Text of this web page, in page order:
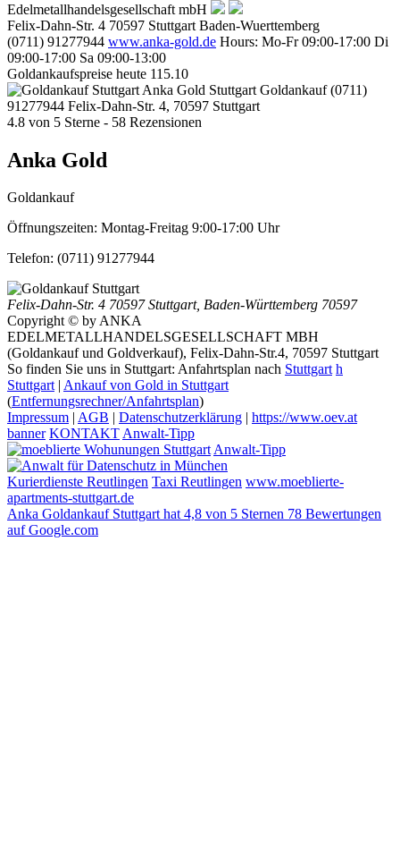
Edelmetallhandelsgesellschaft mbH
Felix-Dahn-Str. 4 70597 Stuttgart Baden-Wuerttemberg
(0711) 91277944 www.anka-gold.de Hours: Mo-Fr 09:00-17:00 Di
09:00-17:00 Sa 09:00-13:00
Goldankaufspreise heute 115.10
Anka Gold Stuttgart Goldankauf (0711)
91277944 Felix-Dahn-Str. 4, 70597 Stuttgart
4.8 von 5 Sterne - 58 Rezensionen
Anka Gold
Goldankauf
Öffnungszeiten: Montag-Freitag 9:00-17:00 Uhr
Telefon: (0711) 91277944
Felix-Dahn-Str. 4 70597 Stuttgart, Baden-Württemberg 70597
Copyright © by ANKA
EDELMETALLHANDELSGESELLSCHAFT MBH
(Goldankauf und Goldverkauf), Felix-Dahn-Str.4, 70597 Stuttgart
So finden Sie uns in Stuttgart: Anfahrtsplan nach Stuttgart h
Stuttgart| Ankauf von Gold in Stuttgart
(Entfernungsrechner/Anfahrtsplan)
Impressum | AGB | Datenschutzerklärung | https://www.oev.at
banner KONTAKTAnwalt-Tipp
Anwalt-Tipp
Kurierdienste Reutlingen Taxi Reutlingen www.moeblierte-
apartments-stuttgart.de
Anka Goldankauf Stuttgart hat4,8 von 5 Sternen 78 Bewertungen
auf Google.com